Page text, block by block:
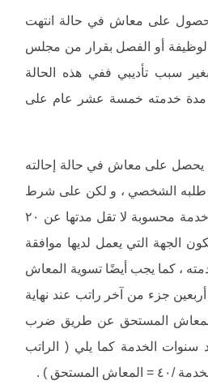
على معاش في حالة انتهت
أو الفصل بقرار من مجلس
سبب تأديبي ففي هذه الحالة
مدة خدمته خمسة عشر عام على
يحصل على معاش في حالة إحالته
و طلبه الشخصي ، و لكن على شرط
و هو يجب أن تكون لديه خدمة محسوبة لا تقل مدتها عن ٢٠
الجهة التي يعمل لديها موافقة
، كما يجب أيضًا تسوية المعاش
جزء من آخر راتب عند نهاية
المستحق عن طريق ضرب
سنوات الخدمة كما يلي ( الراتب
) .